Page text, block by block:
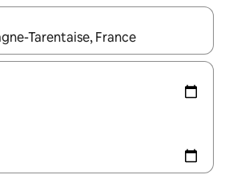
ar fáil, déan nascleanúint le